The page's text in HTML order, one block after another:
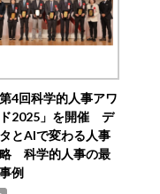
第4回科学的人事アワ
2025」を開催 デ
とAIで変わる人事
科学的人事の最
例